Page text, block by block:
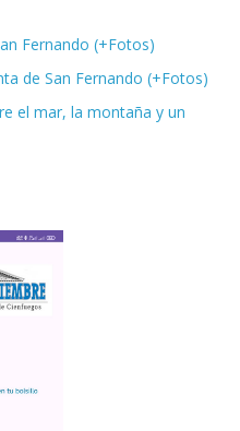
Fernando (+Fotos)
de San Fernando (+Fotos)
el mar, la montaña y un